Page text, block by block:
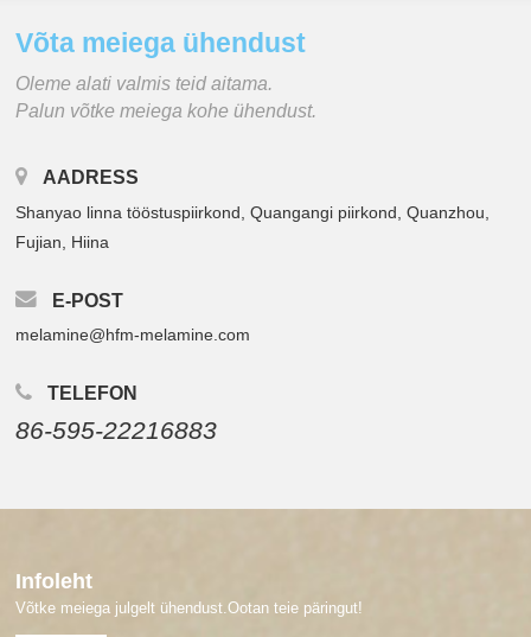
Võta meiega ühendust
Oleme alati valmis teid aitama.
Palun võtke meiega kohe ühendust.
AADRESS
Shanyao linna tööstuspiirkond, Quangangi piirkond, Quanzhou,
Fujian, Hiina
E-POST
melamine@hfm-melamine.com
TELEFON
86-595-22216883
Infoleht
Võtke meiega julgelt ühendust.Ootan teie päringut!